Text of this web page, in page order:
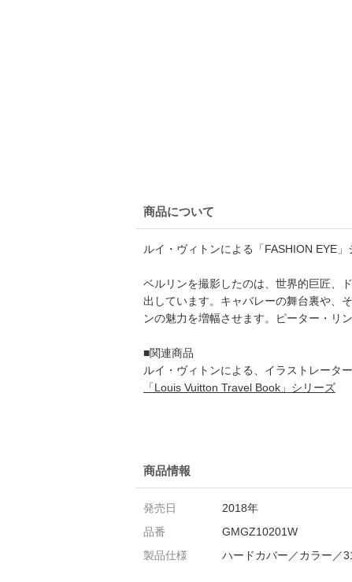
商品について
ルイ・ヴィトンによる「FASHION EYE
ベルリンを撮影したのは、世界的巨匠、
出しています。キャバレーの舞台裏や、
ンの魅力を増幅させます。ピーター・リ
■関連商品
ルイ・ヴィトンによる、イラストレータ
「Louis Vuitton Travel Book」シリーズ
商品情報
発売日
2018年
品番
GMGZ10201W
製品仕様
ハードカバー／カラー／